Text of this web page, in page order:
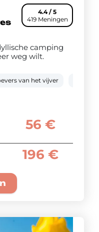
4.4 / 5
419 Meningen
camping
weg wilt.
van het vijver
56 €
196 €